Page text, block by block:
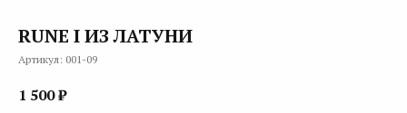
RUNE I ИЗ ЛАТУНИ
Артикул: 001-09
1 500₽